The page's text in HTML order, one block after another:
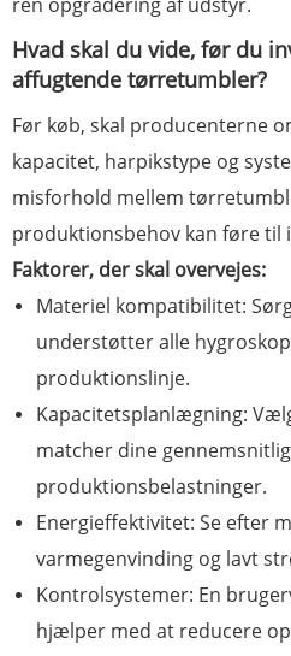
Hvad skal du vide, før du
affugtende tørretumbler?
Før køb, skal producenterne
kapacitet, harpikstype og
misforhold mellem
produktionsbehov kan føre til
Faktorer, der skal overvejes:
Materiel kompatibilitet:
understøtter alle
produktionslinje.
Kapacitetsplanlægning:
matcher dine
produktionsbelastninger.
Energieffektivitet: Se efter
varmegenvinding og lavt
Kontrolsystemer: En
hjælper med at reducere